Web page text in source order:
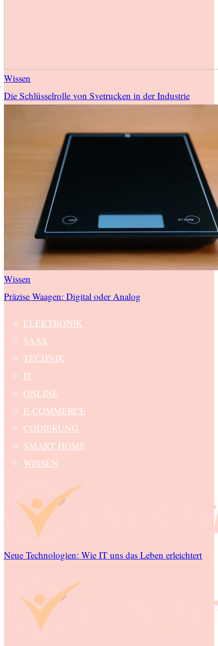
Wissen
Die Schlüsselrolle von Svetrucken in der Industrie
Wissen
Präzise Waagen: Digital oder Analog
ELEKTRONIK
SAAS
TECHNIK
IT
ONLINE
E-COMMERCE
CODIERUNG
SMART HOME
WISSEN
Neue Technologien: Wie IT uns das Leben erleichtert